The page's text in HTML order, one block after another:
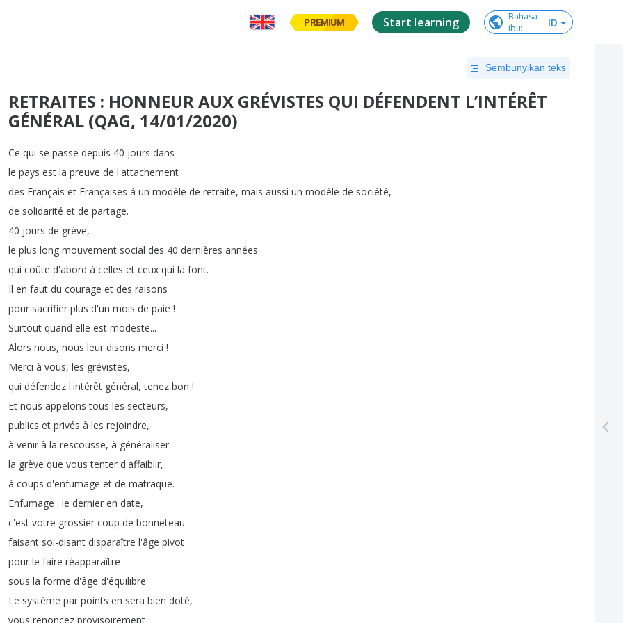
PREMIUM Start learning
Bahasa
ibu: ID
Sembunyikan teks
RETRAITES : HONNEUR AUX GRÉVISTES QUI DÉFENDENT L’INTÉRÊT
GÉNÉRAL (QAG, 14/01/2020)
Ce qui se passe depuis 40 jours dans
le pays est la preuve de l'attachement
des Français et Françaises à un modèle de retraite, mais aussi un modèle de société,
de solidarité et de partage.
40 jours de grève,
le plus long mouvement social des 40 dernières années
qui coûte d'abord à celles et ceux qui la font.
Il en faut du courage et des raisons
pour sacrifier plus d'un mois de paie !
Surtout quand elle est modeste...
Alors nous, nous leur disons merci !
Merci à vous, les grévistes,
qui défendez l'intérêt général,tenez bon !
Et nous appelons tous les secteurs,
publics et privés à les rejoindre,
à venir à la rescousse, à généraliser
la grève que vous tenter d'affaiblir,
à coups d'enfumage et de matraque.
Enfumage : le dernier en date,
c'est votre grossier coup de bonneteau
faisant soi-disant disparaître l'âge pivot
pour le faire réapparaître
sous la forme d'âge d'équilibre.
Le système par points en sera bien doté,
vous renoncez provisoirement